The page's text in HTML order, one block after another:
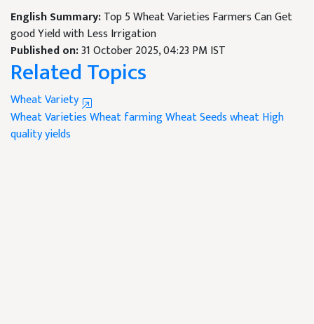
English Summary:Top 5 Wheat Varieties Farmers Can Get
good Yield with Less Irrigation
Published on:31 October 2025, 04:23 PM IST
Related Topics
Wheat Variety
Wheat VarietiesWheat farmingWheat SeedswheatHigh
quality yields